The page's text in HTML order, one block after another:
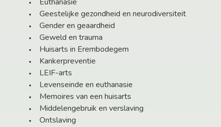
Geestelijke gezondheid en neurodiversiteit
Gender en geaardheid
Geweld en trauma
Huisarts in Erembodegem
Kankerpreventie
LEIF-arts
Levenseinde en euthanasie
Memoires van een huisarts
Middelengebruik en verslaving
Ontslaving